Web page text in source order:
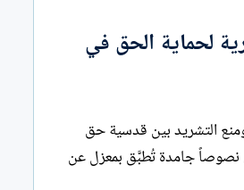
لحماية الحق في
تعليق المهل القانونية في فلسطين خلال الحرب... ضرورة دستورية لحماية الحق في السكن ومنع التشريد بين قدسية حق
بقلم: المحامي علي أبو حبلة ليست القوانين نصوصاً جامدة تُطبَّق بمعزل عن